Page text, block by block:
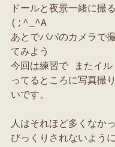
ドールと夜景一緒に撮
(;^_^A
あとでパパのカメラで
てみよう
今回は練習で またイル
ってるところに写真撮
いです。
人はそれほど多くなか
びっくりされないように